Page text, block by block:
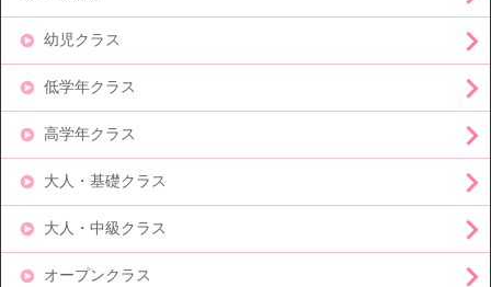
幼児クラス
低学年クラス
高学年クラス
大人・基礎クラス
大人・中級クラス
オープンクラス